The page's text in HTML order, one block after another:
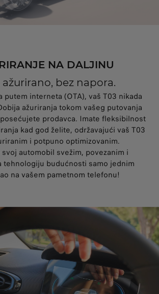
NA DALJINU
ažurirano, bez napora.
putem interneta (OTA), vaš T03 nikada
ažuriranja tokom vašeg putovanja
prodavca. Imate fleksibilnost
kad god želite, održavajući vaš T03
i potpuno optimizovanim.
automobil svežim, povezanim i
tehnologiju budućnosti samo jednim
na vašem pametnom telefonu!